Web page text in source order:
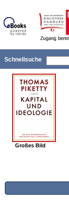
Schnellsuche
Großes Bild